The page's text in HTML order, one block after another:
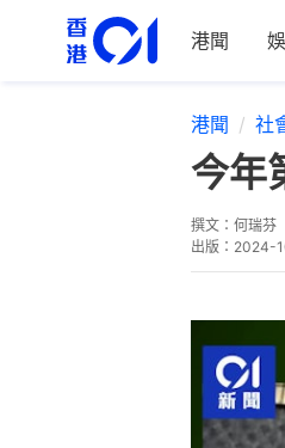
港聞
港聞 社
今年
撰文： 何瑞芬
出版： 2024-